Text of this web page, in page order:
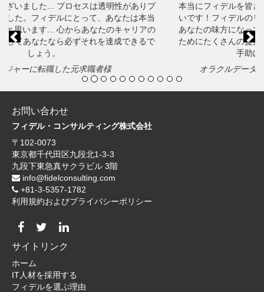
本当にフィデルを皆さんのコンサルタントとしてお勧めした
いです！フィデルのリクルーターはとても良い人で、いつも
あなたの味方になってくれます。彼女はあなたのキャリアの
ためにたくさんの提案をしてくれて、あなたの成功をきっと
オラクルデータベース管理に転職した元求職者様
前
お問い合わせ
フィデル・コンサルティング株式会社
〒102-0073
東京都千代田区九段北1-3-3
九段下東急真サクラビル 3階
info@fidelconsulting.com
+81-3-5357-1782
利用規約およびプライバシーポリシー
サイトリンク
ホーム
IT人材を採用する
フィデルを選ぶ理由